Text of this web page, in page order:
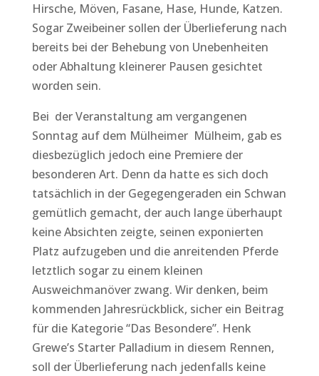
Hirsche, Möven, Fasane, Hase, Hunde, Katzen.
Sogar Zweibeiner sollen der Überlieferung nach
bereits bei der Behebung von Unebenheiten
oder Abhaltung kleinerer Pausen gesichtet
worden sein.
Bei der Veranstaltung am vergangenen
Sonntag auf dem Mülheimer Mülheim, gab es
diesbezüglich jedoch eine Premiere der
besonderen Art. Denn da hatte es sich doch
tatsächlich in der Gegegengeraden ein Schwan
gemütlich gemacht, der auch lange überhaupt
keine Absichten zeigte, seinen exponierten
Platz aufzugeben und die anreitenden Pferde
letztlich sogar zu einem kleinen
Ausweichmanöver zwang. Wir denken, beim
kommenden Jahresrückblick, sicher ein Beitrag
für die Kategorie “Das Besondere”. Henk
Grewe’s Starter Palladium in diesem Rennen,
soll der Überlieferung nach jedenfalls keine